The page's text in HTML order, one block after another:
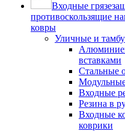
Входные
противоскользящие
ковры
Уличные и
вставками
Стальные
Входные
Резина в
Входные
коврики